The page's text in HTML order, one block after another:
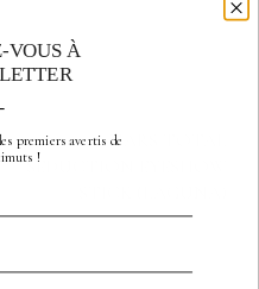
NARS TOTAL
SEDUCTION EYESHOW
VOUS À
premiers avertisde
!